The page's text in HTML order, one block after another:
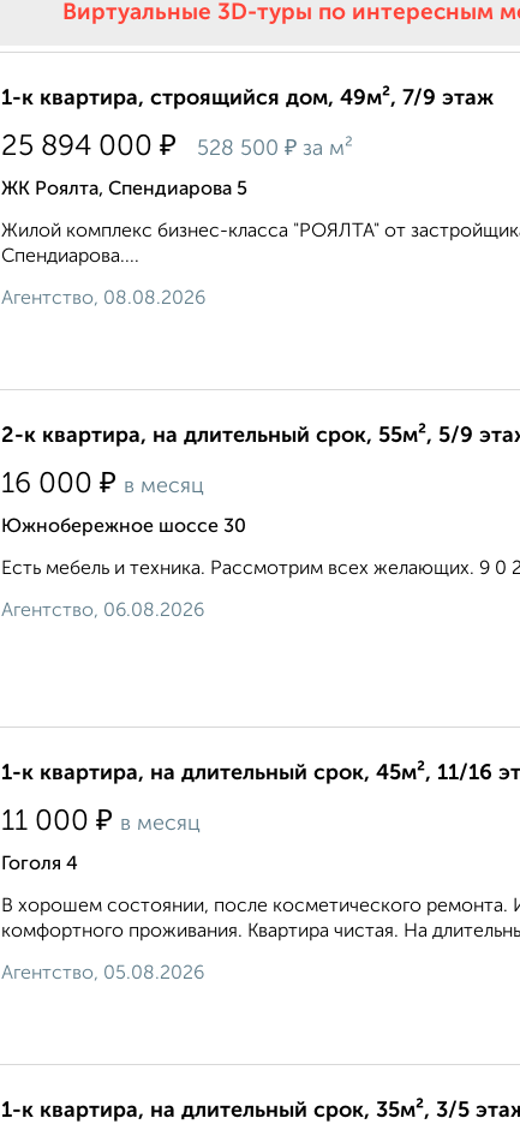
Виртуальные 3D-туры по интересным
1-к квартира, строящийся дом, 49м², 7/9 этаж
25 894 000 ₽ 528 500 ₽ за м²
ЖК Роялта, Спендиарова 5
Жилой комплекс бизнес-класса "РОЯЛТА" от
Спендиарова....
Агентство, 08.08.2026
2-к квартира, на длительный срок, 55м², 5/9
16 000 ₽ в месяц
Южнобережное шоссе 30
Есть мебель и техника. Рассмотрим всех желающих. 9 0
Агентство, 06.08.2026
1-к квартира, на длительный срок, 45м², 11/16
11 000 ₽ в месяц
Гоголя 4
В хорошем состоянии, после косметического ремонта.
комфортного проживания. Квартира чистая. На
Агентство, 05.08.2026
1-к квартира, на длительный срок, 35м², 3/5